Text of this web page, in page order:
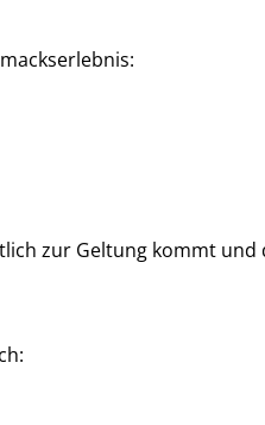
zur Geltung kommt